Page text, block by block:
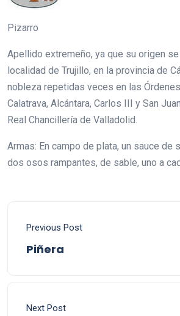
Pizarro
Apellido extremeño, ya que su origen
localidad de Trujillo, en la provincia de
nobleza repetidas veces en las
Calatrava, Alcántara, Carlos III y San
Real Chancillería de Valladolid.
Armas: En campo de plata, un sauce de
dos osos rampantes, de sable, uno a
Previous Post
Piñera
Next Post